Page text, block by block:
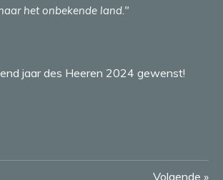
het onbekende land."
jaar des Heeren 2024 gewenst!
Volgende »